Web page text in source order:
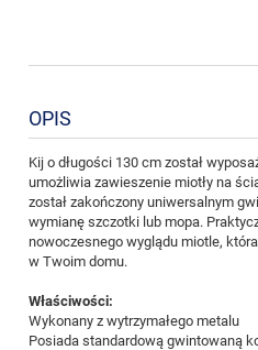
OPIS
Kij o długości 130 cm został
umożliwia zawieszenie miotły na
został zakończony uniwersalnym
wymianę szczotki lub mopa.
nowoczesnego wyglądu miotle,
w Twoim domu.
Właściwości:
Wykonany z wytrzymałego metalu
Posiada standardową gwintowaną